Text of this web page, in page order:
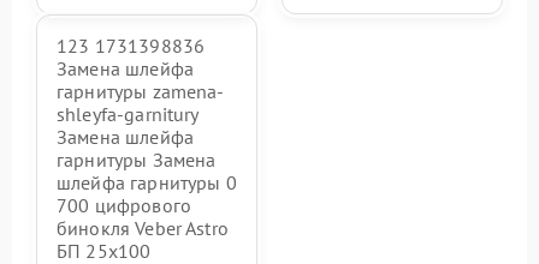
123 1731398836
Замена шлейфа
гарнитуры zamena-
shleyfa-garnitury
Замена шлейфа
гарнитуры Замена
шлейфа гарнитуры 0
700 цифрового
бинокля Veber Astro
БП 25x100